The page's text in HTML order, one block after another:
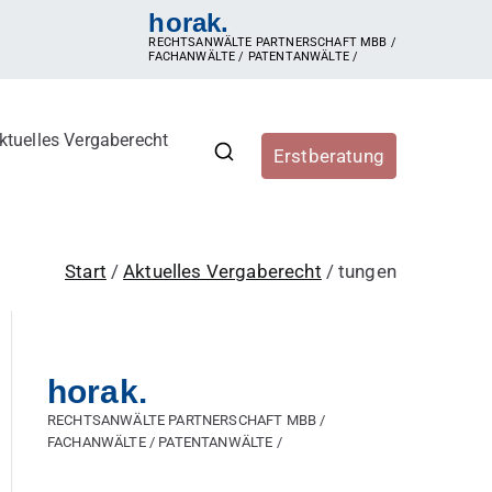
horak.
RECHTSANWÄLTE PARTNERSCHAFT MBB /
FACHANWÄLTE / PATENTANWÄLTE /
Vergabestellen sowie
e-Vergabe, öffentliche Ausschreibung,
Zuschlag, vorzeitige Beendigung der Vergabe,
Vergaberecht
Erstberatung
Start Aktuelles Vergaberecht tungen
horak.
RECHTSANWÄLTE PARTNERSCHAFT MBB /
FACHANWÄLTE / PATENTANWÄLTE /